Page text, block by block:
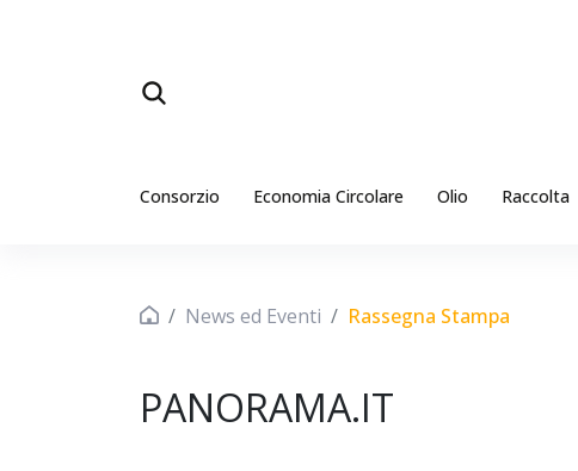
Consorzio Economia Circolare Olio Raccolta
News ed Eventi Rassegna Stampa
PANORAMA.IT